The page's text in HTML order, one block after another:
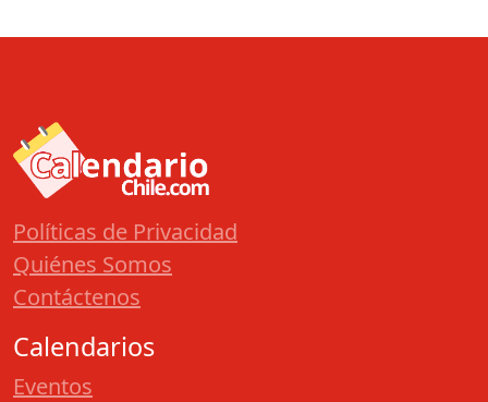
Políticas de Privacidad
Quiénes Somos
Contáctenos
Calendarios
Eventos